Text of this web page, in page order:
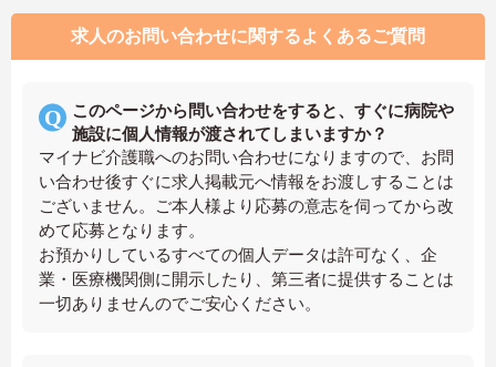
求人のお問い合わせに関するよくあるご質問
このページから問い合わせをすると、すぐに病院や
施設に個人情報が渡されてしまいますか？
マイナビ介護職へのお問い合わせになりますので、お問
い合わせ後すぐに求人掲載元へ情報をお渡しすることは
ございません。ご本人様より応募の意志を伺ってから改
めて応募となります。
お預かりしているすべての個人データは許可なく、企
業・医療機関側に開示したり、第三者に提供することは
一切ありませんのでご安心ください。